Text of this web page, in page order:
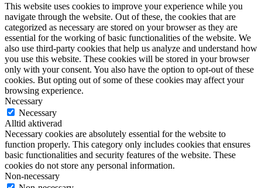
This website uses cookies to improve your experience while you
navigate through the website. Out of these, the cookies that are
categorized as necessary are stored on your browser as they are
essential for the working of basic functionalities of the website. We
also use third-party cookies that help us analyze and understand how
you use this website. These cookies will be stored in your browser
only with your consent. You also have the option to opt-out of these
cookies. But opting out of some of these cookies may affect your
browsing experience.
Necessary
Necessary
Alltid aktiverad
Necessary cookies are absolutely essential for the website to
function properly. This category only includes cookies that ensures
basic functionalities and security features of the website. These
cookies do not store any personal information.
Non-necessary